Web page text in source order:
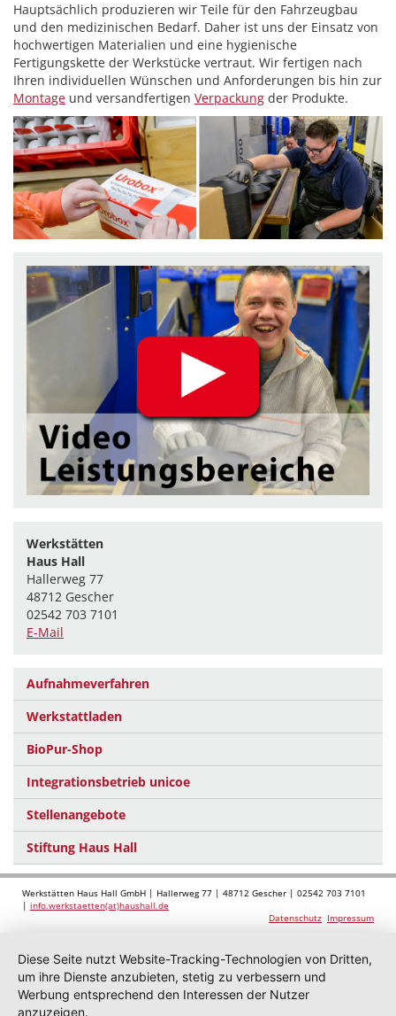
Hauptsächlich produzieren wir Teile für den Fahrzeugbau
und den medizinischen Bedarf. Daher ist uns der Einsatz von
hochwertigen Materialien und eine hygienische
Fertigungskette der Werkstücke vertraut. Wir fertigen nach
Ihren individuellen Wünschen und Anforderungen bis hin zur
Montage und versandfertigen Verpackung der Produkte.
Werkstätten
Haus Hall
Hallerweg 77
48712 Gescher
02542 703 7101
E-Mail
Aufnahmeverfahren
Werkstattladen
BioPur-Shop
Integrationsbetrieb unicoe
Stellenangebote
Stiftung Haus Hall
Werkstätten Haus Hall GmbH | Hallerweg 77 | 48712 Gescher | 02542 703 7101
| info.werkstaetten(at)haushall.de
Datenschutz Impressum
Diese Seite nutzt Website-Tracking-Technologien von Dritten,
um ihre Dienste anzubieten, stetig zu verbessern und
Werbung entsprechend den Interessen der Nutzer
anzuzeigen.